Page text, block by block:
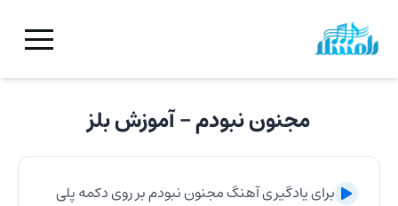
مجنون نبودم- آموزشبلز
برای یادگیری آهنگمجنون نبودمبر روی دکمه پلی